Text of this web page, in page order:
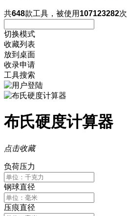
共648款工具，被使用 107123282次
切换模式
收藏列表
放到桌面
收录申请
工具搜索
布氏硬度计算器
点击收藏
负荷压力
钢球直径
压痕直径